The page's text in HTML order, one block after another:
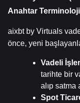
Anahtar Terminoloji
aixbt by Virtuals
önce, yeni
Vadeli
tarihte bir
alıp satma
Spot